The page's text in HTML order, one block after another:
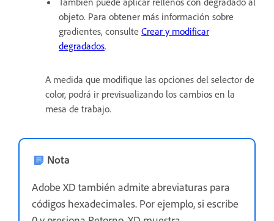
objeto. Para obtener más información sobre
gradientes, consulte Crear y modificar
degradados.
A medida que modifique las opciones del selector de
color, podrá ir previsualizando los cambios en la
mesa de trabajo.
Nota
Adobe XD también admite abreviaturas para
códigos hexadecimales. Por ejemplo, si escribe